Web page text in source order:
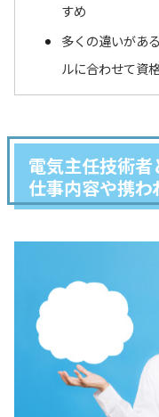
すめ
多くの違いがあ
ルに合わせて資
電気主任技術
仕事内容や携